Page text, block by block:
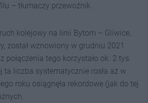
– tłumaczy przewoźnik.
kolejowy na linii Bytom – Gliwice,
został wznowiony w grudniu 2021
połączenia tego korzystało ok. 2 tys.
ta liczba systematycznie rosła aż w
roku osiągnęła rekordowe (jak do tej